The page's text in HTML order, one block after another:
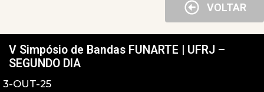
VOLTAR
V Simpósio de Bandas FUNARTE | UFRJ –
SEGUNDO DIA
3-OUT-25